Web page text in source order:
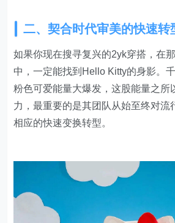
二、契合时代审美的快速转
如果你现在搜寻复兴的2yk穿搭，在
中，一定能找到Hello Kitty的身影。
粉色可爱能量大爆发，这股能量之所
力，最重要的是其团队从始至终对流
相应的快速变换转型。